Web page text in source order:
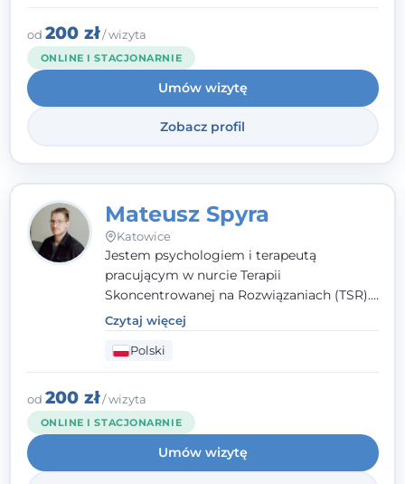
przestrzenią, w której można dotrzeć do
źródła trudności i spojrzeć na nie inaczej
niż dotąd.
od 200 zł/ wizyta
ONLINE I STACJONARNIE
Umów wizytę
Zobacz profil
Mateusz Spyra
Katowice
Jestem psychologiem i terapeutą
pracującym w nurcie Terapii
Skoncentrowanej na Rozwiązaniach (TSR).
Towarzyszę młodzieży i dorosłym z
empatią, zrozumieniem i bez oceniania.
Daję przestrzeń do bycia sobą, bo wiem, że
w każdym człowieku jest coś wyjątkowego.
Czytaj więcej
Polski
od 200 zł/ wizyta
ONLINE I STACJONARNIE
Umów wizytę